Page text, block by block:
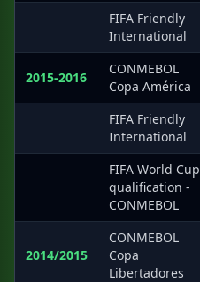
FIFA Friendly
International
2015-2016
CONMEBOL
Copa América
FIFA Friendly
International
FIFA World Cup
qualification -
CONMEBOL
2014/2015
CONMEBOL
Copa
Libertadores